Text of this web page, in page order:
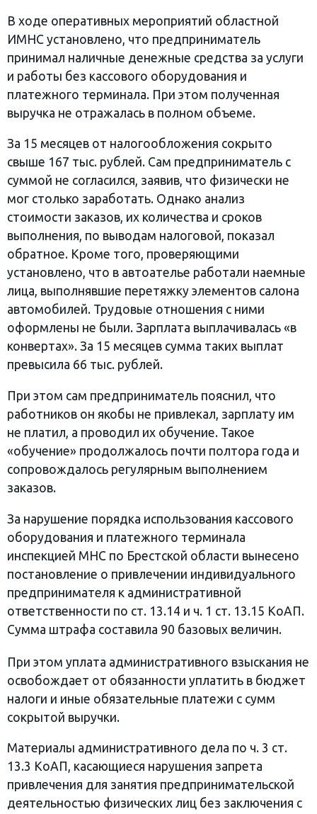
В ходе оперативных мероприятий областной
ИМНС установлено, что предприниматель
принимал наличные денежные средства за услуги
и работы без кассового оборудования и
платежного терминала. При этом полученная
выручка не отражалась в полном объеме.
За 15 месяцев от налогообложения сокрыто
свыше 167 тыс. рублей. Сам предприниматель с
суммой не согласился, заявив, что физически не
мог столько заработать. Однако анализ
стоимости заказов, их количества и сроков
выполнения, по выводам налоговой, показал
обратное. Кроме того, проверяющими
установлено, что в автоателье работали наемные
лица, выполнявшие перетяжку элементов салона
автомобилей. Трудовые отношения с ними
оформлены не были. Зарплата выплачивалась «в
конвертах». За 15 месяцев сумма таких выплат
превысила 66 тыс. рублей.
При этом сам предприниматель пояснил, что
работников он якобы не привлекал, зарплату им
не платил, а проводил их обучение. Такое
«обучение» продолжалось почти полтора года и
сопровождалось регулярным выполнением
заказов.
За нарушение порядка использования кассового
оборудования и платежного терминала
инспекцией МНС по Брестской области вынесено
постановление о привлечении индивидуального
предпринимателя к административной
ответственности по ст. 13.14 и ч. 1 ст. 13.15 КоАП.
Сумма штрафа составила 90 базовых величин.
При этом уплата административного взыскания не
освобождает от обязанности уплатить в бюджет
налоги и иные обязательные платежи с сумм
сокрытой выручки.
Материалы административного дела по ч. 3 ст.
13.3 КоАП, касающиеся нарушения запрета
привлечения для занятия предпринимательской
деятельностью физических лиц без заключения с